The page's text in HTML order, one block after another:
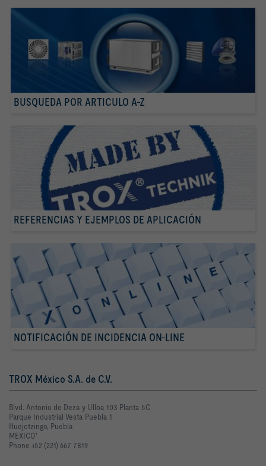
BUSQUEDA POR ARTICULO A-Z
REFERENCIAS Y EJEMPLOS DE APLICACIÓN
NOTIFICACIÓN DE INCIDENCIA ON-LINE
TROX México S.A. de C.V.
Blvd. Antonio de Deza y Ulloa 103 Planta 5C
Parque Industrial Vesta Puebla 1
Huejotzingo, Puebla
MEXICO'
Phone +52 (221) 667 7819